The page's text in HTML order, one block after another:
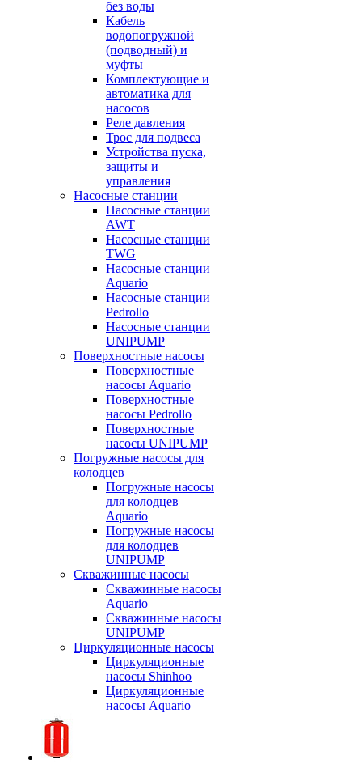
без воды
Кабель
водопогружной
(подводный) и
муфты
Комплектующие и
автоматика для
насосов
Реле давления
Трос для подвеса
Устройства пуска,
защиты и
управления
Насосные станции
Насосные станции
AWT
Насосные станции
TWG
Насосные станции
Aquario
Насосные станции
Pedrollo
Насосные станции
UNIPUMP
Поверхностные насосы
Поверхностные
насосы Aquario
Поверхностные
насосы Pedrollo
Поверхностные
насосы UNIPUMP
Погружные насосы для
колодцев
Погружные насосы
для колодцев
Aquario
Погружные насосы
для колодцев
UNIPUMP
Скважинные насосы
Скважинные насосы
Aquario
Скважинные насосы
UNIPUMP
Циркуляционные насосы
Циркуляционные
насосы Shinhoo
Циркуляционные
насосы Aquario